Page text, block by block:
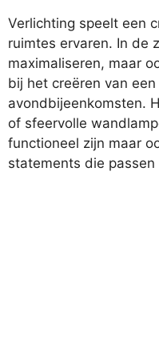
Verlichting speelt een
ruimtes ervaren. In de
maximaliseren, maar
bij het creëren van
avondbijeenkomsten.
of sfeervolle
functioneel zijn maar
statements die